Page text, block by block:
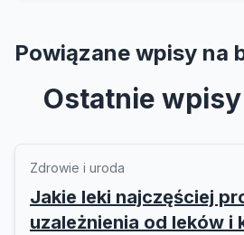
Powiązane wpisy na
Ostatnie
Zdrowie i uroda
Jakie leki najczęściej
uzależnienia od leków i